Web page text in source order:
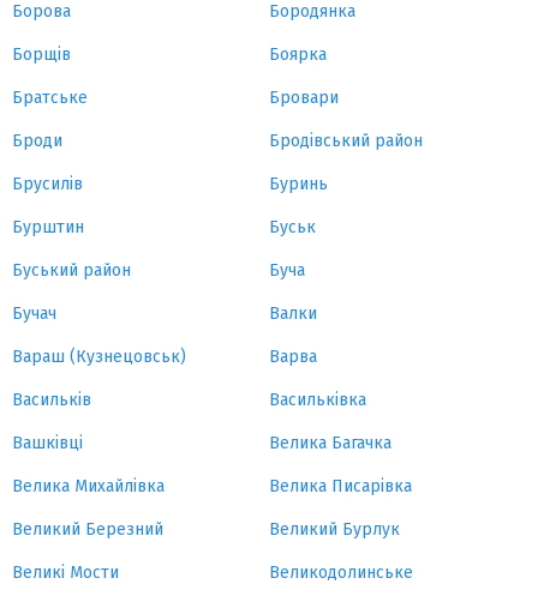
Борова Бородянка
Борщів Боярка
Братське Бровари
Броди Бродівський район
Брусилів Буринь
Бурштин Буськ
Буський район Буча
Бучач Валки
Вараш (Кузнецовськ) Варва
Васильків Васильківка
Вашківці Велика Багачка
Велика Михайлівка Велика Писарівка
Великий Березний Великий Бурлук
Великі Мости Великодолинське